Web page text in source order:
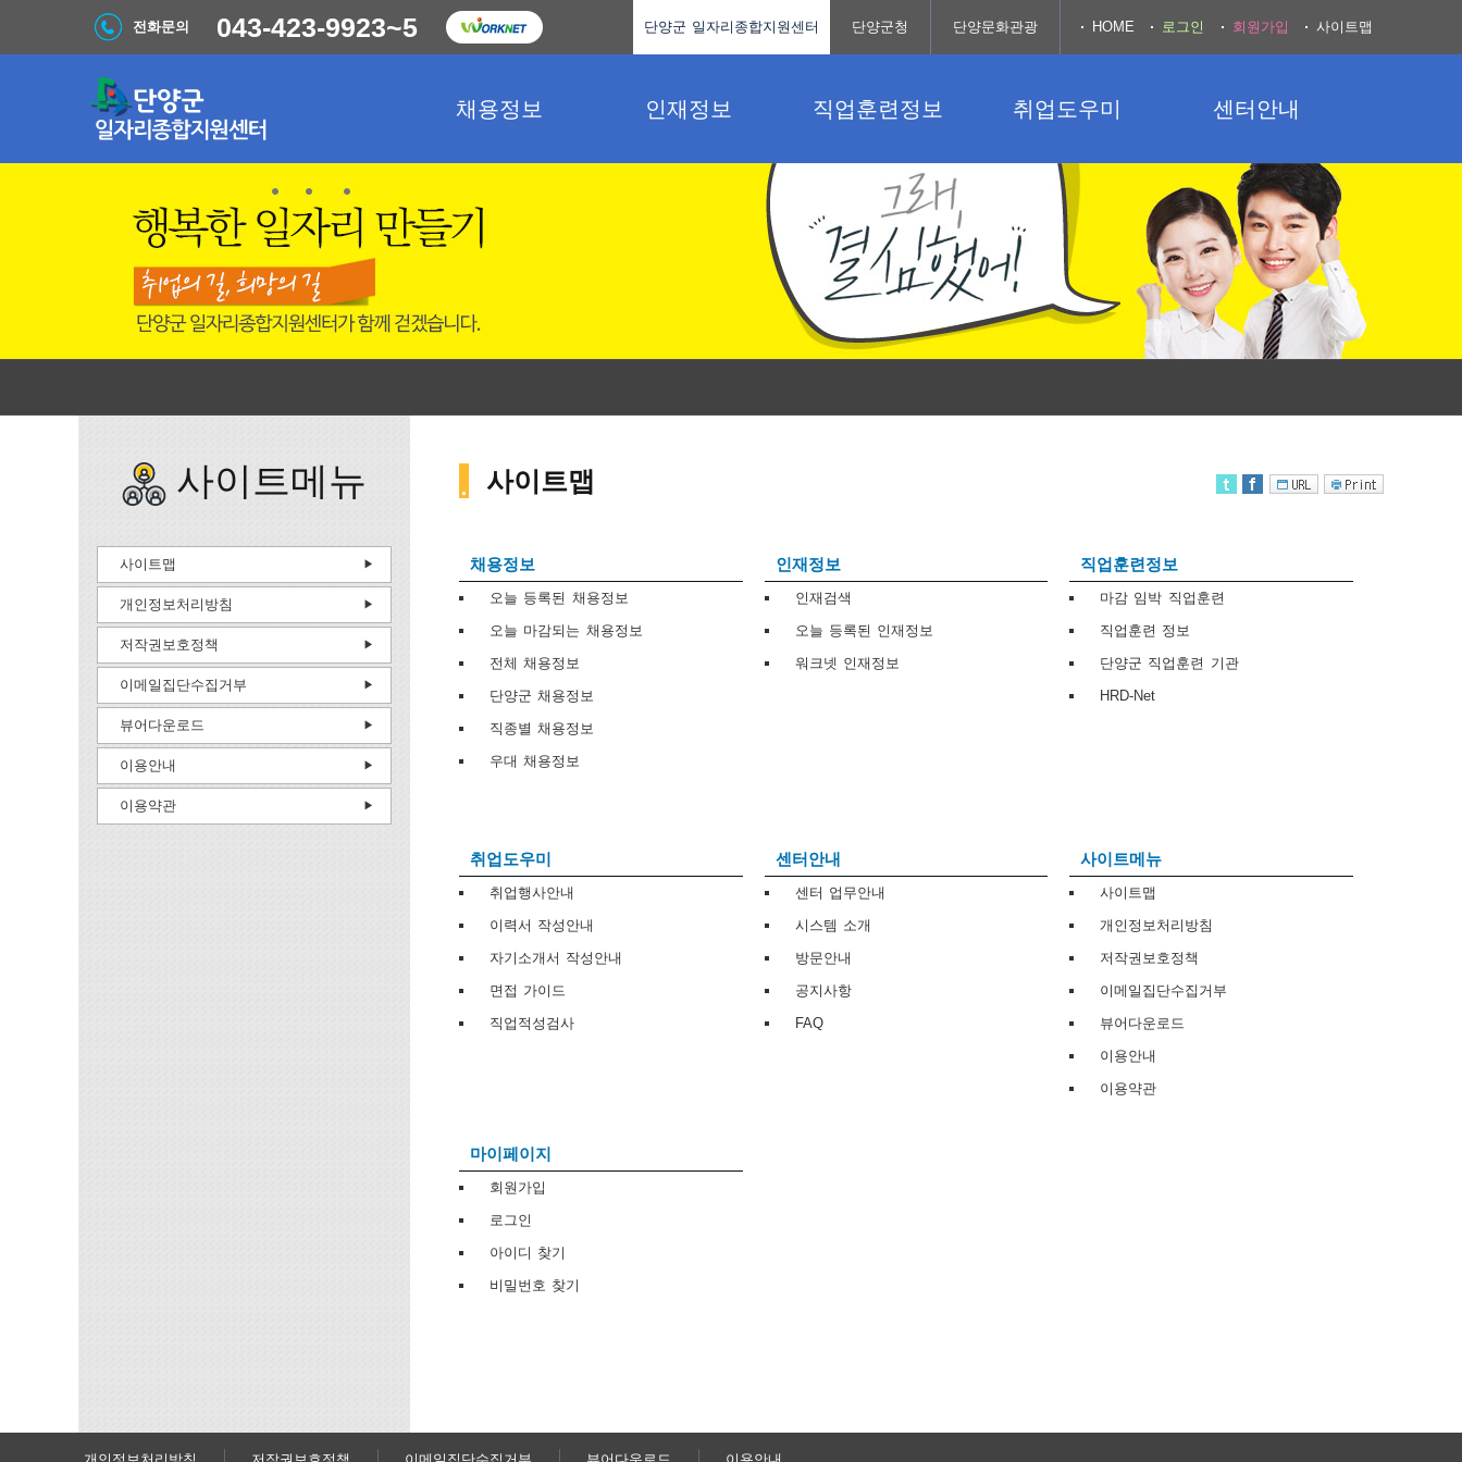
채용정보 인재정보 직업훈련정보 취업도우미 센터안내
전화문의 043-423-9923~5 단양군 일자리종합지원센터 단양군청 단양문화관광 HOME 로그인 회원가입 사이트맵
사이트맵
채용정보
오늘 등록된 채용정보
오늘 마감되는 채용정보
전체 채용정보
단양군 채용정보
직종별 채용정보
우대 채용정보
인재정보
인재검색
오늘 등록된 인재정보
워크넷 인재정보
직업훈련정보
마감 임박 직업훈련
직업훈련 정보
단양군 직업훈련 기관
HRD-Net
취업도우미
취업행사안내
이력서 작성안내
자기소개서 작성안내
면접 가이드
직업적성검사
센터안내
센터 업무안내
시스템 소개
방문안내
공지사항
FAQ
사이트메뉴
사이트맵
개인정보처리방침
저작권보호정책
이메일집단수집거부
뷰어다운로드
이용안내
이용약관
마이페이지
회원가입
로그인
아이디 찾기
비밀번호 찾기
사이트메뉴
사이트맵
개인정보처리방침
저작권보호정책
이메일집단수집거부
뷰어다운로드
이용안내
이용약관